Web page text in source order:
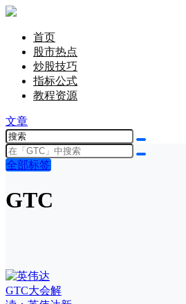
首页
股市热点
炒股技巧
指标公式
教程资源
文章
全部标签
GTC